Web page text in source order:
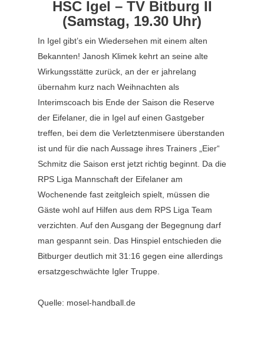
HSC Igel – TV Bitburg II
(Samstag, 19.30 Uhr)
In Igel gibt’s ein Wiedersehen mit einem alten
Bekannten! Janosh Klimek kehrt an seine alte
Wirkungsstätte zurück, an der er jahrelang
übernahm kurz nach Weihnachten als
Interimscoach bis Ende der Saison die Reserve
der Eifelaner, die in Igel auf einen Gastgeber
treffen, bei dem die Verletztenmisere überstanden
ist und für die nach Aussage ihres Trainers „Eier“
Schmitz die Saison erst jetzt richtig beginnt. Da die
RPS Liga Mannschaft der Eifelaner am
Wochenende fast zeitgleich spielt, müssen die
Gäste wohl auf Hilfen aus dem RPS Liga Team
verzichten. Auf den Ausgang der Begegnung darf
man gespannt sein. Das Hinspiel entschieden die
Bitburger deutlich mit 31:16 gegen eine allerdings
ersatzgeschwächte Igler Truppe.
Quelle: mosel-handball.de